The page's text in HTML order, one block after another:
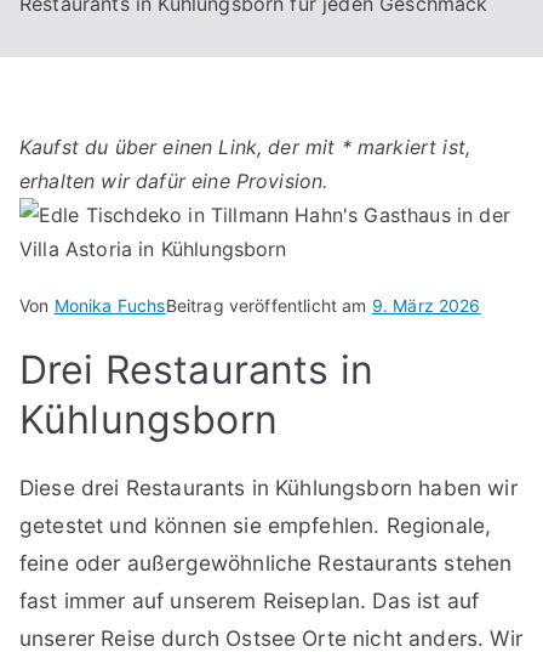
Kaufst du über einen Link, der mit * markiert ist,
erhalten wir dafür eine Provision.
Von Monika FuchsBeitrag veröffentlicht am 9. März 2026
Drei Restaurants in
Kühlungsborn
Diese drei Restaurants in Kühlungsborn haben wir
getestet und können sie empfehlen. Regionale,
feine oder außergewöhnliche Restaurants stehen
fast immer auf unserem Reiseplan. Das ist auf
unserer Reise durch Ostsee Orte nicht anders. Wir